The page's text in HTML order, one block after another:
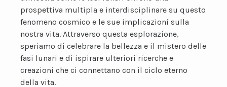
prospettiva multipla e interdisciplinare su questo
fenomeno cosmico e le sue implicazioni sulla
nostra vita. Attraverso questa esplorazione,
speriamo di celebrare la bellezza e il mistero delle
fasi lunari e di ispirare ulteriori ricerche e
creazioni che ci connettano con il ciclo eterno
della vita.